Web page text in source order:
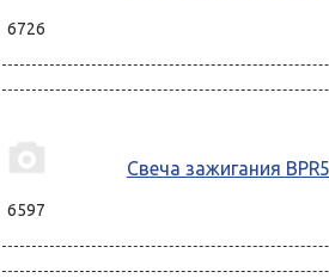
6726
6597
Свеча зажигания